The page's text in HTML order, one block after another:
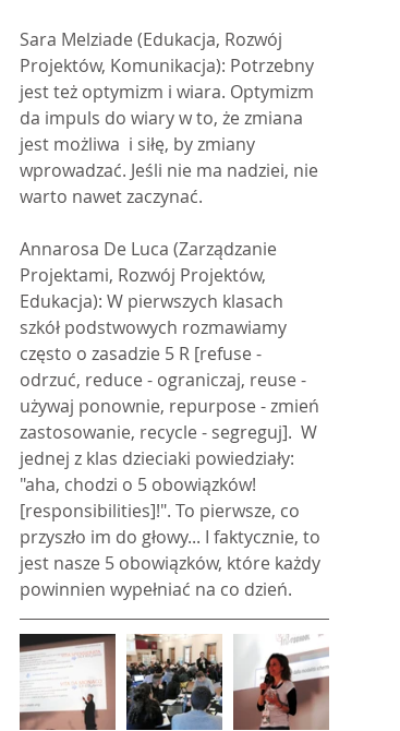
Sara Melziade (Edukacja, Rozwój
Projektów, Komunikacja): Potrzebny
jest też optymizm i wiara. Optymizm
da impuls do wiary w to, że zmiana
jest możliwa  i siłę, by zmiany
wprowadzać. Jeśli nie ma nadziei, nie
warto nawet zaczynać.
Annarosa De Luca (Zarządzanie
Projektami, Rozwój Projektów,
Edukacja): W pierwszych klasach
szkół podstwowych rozmawiamy
często o zasadzie 5 R [refuse -
odrzuć, reduce - ograniczaj, reuse -
używaj ponownie, repurpose - zmień
zastosowanie, recycle - segreguj].  W
jednej z klas dzieciaki powiedziały:
"aha, chodzi o 5 obowiązków!
[responsibilities]!". To pierwsze, co
przyszło im do głowy... I faktycznie, to
jest nasze 5 obowiązków, które każdy
powinnien wypełniać na co dzień.